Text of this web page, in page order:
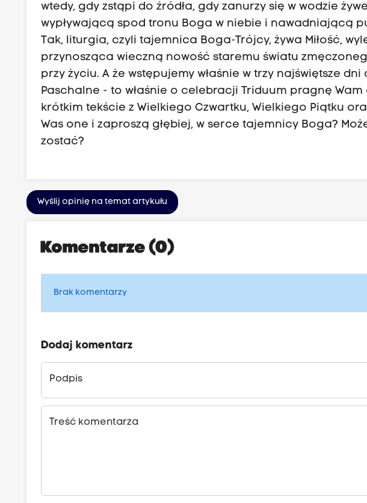
wtedy, gdy zstąpi do źródła, gdy zanurzy się w wodzie
wypływającą spod tronu Boga w niebie i nawadniającą
Tak, liturgia, czyli tajemnica Boga-Trójcy, żywa Miłość,
przynosząca wieczną nowość staremu światu
przy życiu. A że wstępujemy właśnie w trzy najświętsze
Paschalne - to właśnie o celebracji Triduum pragnę
krótkim tekście z Wielkiego Czwartku, Wielkiego Piątku
Was one i zaproszą głębiej, w serce tajemnicy Boga?
zostać?
Wyślij opinię na temat artykułu
Komentarze (0)
Brak komentarzy
Dodaj komentarz
Podpis
Treść komentarza